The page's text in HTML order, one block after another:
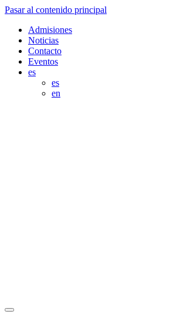
Pasar al contenido principal
Admisiones
Noticias
Contacto
Eventos
es
es
en